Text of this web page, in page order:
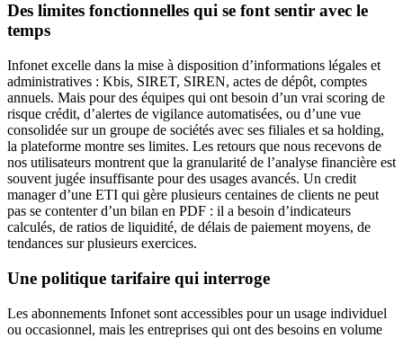
Des limites fonctionnelles qui se font sentir avec le
temps
Infonet excelle dans la mise à disposition d’informations légales et
administratives : Kbis, SIRET, SIREN, actes de dépôt, comptes
annuels. Mais pour des équipes qui ont besoin d’un vrai scoring de
risque crédit, d’alertes de vigilance automatisées, ou d’une vue
consolidée sur un groupe de sociétés avec ses filiales et sa holding,
la plateforme montre ses limites. Les retours que nous recevons de
nos utilisateurs montrent que la granularité de l’analyse financière est
souvent jugée insuffisante pour des usages avancés. Un credit
manager d’une ETI qui gère plusieurs centaines de clients ne peut
pas se contenter d’un bilan en PDF : il a besoin d’indicateurs
calculés, de ratios de liquidité, de délais de paiement moyens, de
tendances sur plusieurs exercices.
Une politique tarifaire qui interroge
Les abonnements Infonet sont accessibles pour un usage individuel
ou occasionnel, mais les entreprises qui ont des besoins en volume